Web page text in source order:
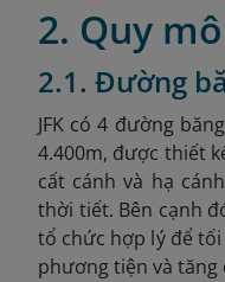
2. Quy
2.1. Đường
JFK có 4 đường
4.400m, được thiết
cất cánh và hạ
thời tiết. Bên cạnh
tổ chức hợp lý để
phương tiện và